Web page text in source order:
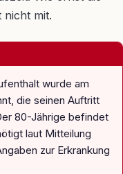
nicht mit.
wurde am
die seinen Auftritt
80-Jährige befindet
laut Mitteilung
zur Erkrankung